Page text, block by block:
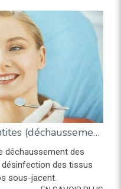
Le traitement des parodontites (déchaussement des dents)
déchaussement des
des tissus
sous-jacent.